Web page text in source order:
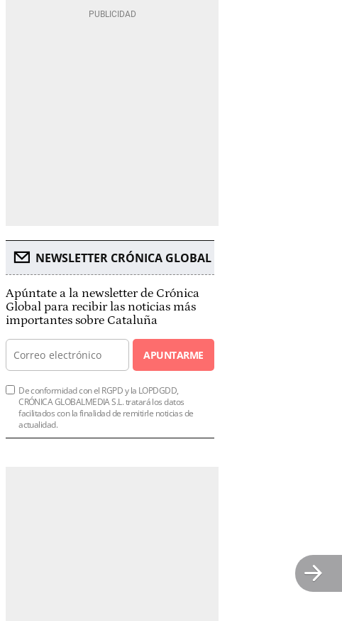
NEWSLETTER CRÓNICA GLOBAL
Apúntate a la newsletter de Crónica
Global para recibir las noticias más
importantes sobre Cataluña
APUNTARME
De conformidad con el RGPD y la LOPDGDD,
CRÓNICA GLOBALMEDIA S.L. tratará los datos
facilitados con la finalidad de remitirle noticias de
actualidad.